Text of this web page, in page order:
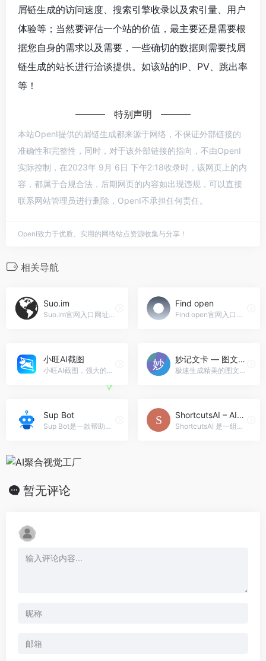
屑链生成的访问速度、搜索引擎收录以及索引量、用户
体验等；当然要评估一个站的价值，最主要还是需要根
据您自身的需求以及需要，一些确切的数据则需要找屑
链生成的站长进行洽谈提供。如该站的IP、PV、跳出率
等！
特别声明
本站OpenI提供的屑链生成都来源于网络，不保证外部链接的
准确性和完整性，同时，对于该外部链接的指向，不由OpenI
实际控制，在2023年 9月 6日 下午2:18收录时，该网页上的内
容，都属于合规合法，后期网页的内容如出现违规，可以直接
联系网站管理员进行删除，OpenI不承担任何责任。
OpenI致力于优质、实用的网络站点资源收集与分享！
相关导航
Suo.im
Suo.im官网入口网址，网址批量缩短工具
Find open
Find open官网入口网址，Find open-source alternatives to popular software.开源代替品，可以快速找到免费好用的开源程序。
小旺AI截图
小旺AI截图，强大的AI截图软件！一款专为windows微软系统、macOS苹果系统打造的专业PC电脑截图软件，轻巧、好用，功能强大，且免费的PC电脑截图软件。小旺AI截图,截图界
妙记文卡 — 图文卡片生成器
极速生成精美的图文卡片妙记文卡 — 图文卡片生成器官网入口网址
Sup Bot
Sup Bot是一款帮助团队提高任务效率的Slack、MS Teams和Webex的最佳异步站立机器人。
ShortcutsAI – AI驱动的快捷指令
ShortcutsAI 是一组快捷指令的集合，数据由 AI 驱动。无需下载 APP，使用苹果原生功能就能便捷的享受到人工智能带来的好处，他是您的苹果智能助理。，ShortcutsAI &#8211; AI驱动的快捷指令官网入口网址
暂无评论